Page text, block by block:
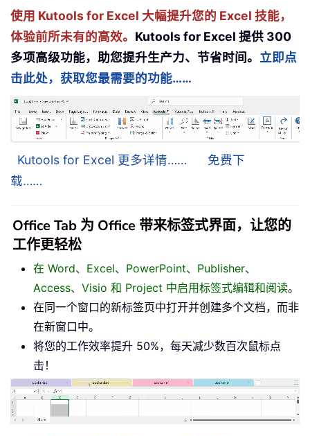
使用 Kutools for Excel 大幅提升您的 Excel 技能，
体验前所未有的高效。 Kutools for Excel 提供 300
多项高级功能，助您提升生产力、节省时间。 立即点
击此处，获取您最需要的功能……
Kutools for Excel 更多详情……
免费下
载……
Office Tab 为 Office 带来标签式界面，让您的
工作更轻松
在 Word、Excel、PowerPoint、Publisher、
Access、Visio 和 Project 中启用标签式编辑和阅读。
在同一个窗口的新标签页中打开并创建多个文档，而非
在新窗口中。
将您的工作效率提升 50%，每天减少数百次鼠标点
击！